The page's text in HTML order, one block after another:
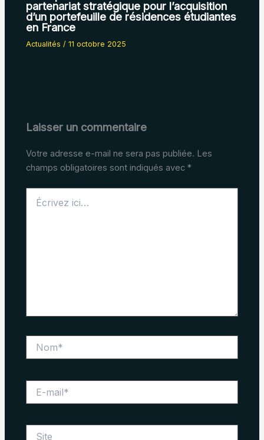
partenariat stratégique pour l’acquisition
d’un portefeuille de résidences étudiantes
en France
Actualités /11 octobre 2025
Laisser un commentaire
Votre adresse e-mail ne sera pas publiée. Les
champs obligatoires sont indiqués avec*
ici…
mail*